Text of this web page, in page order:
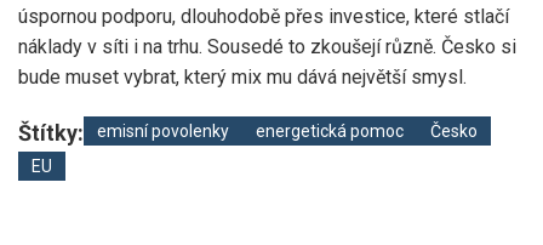
úspornou podporu, dlouhodobě přes investice, které stlačí
náklady v síti i na trhu. Sousedé to zkoušejí různě. Česko si
bude muset vybrat, který mix mu dává největší smysl.
Štítky: emisní povolenky energetická pomoc
Česko
EU